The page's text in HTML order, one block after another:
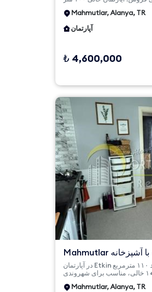
Mahmutlar, Alanya, TR
آپارتمان
₺ 4,600,000
Mahmutlar برای فروش آپارتمان ۲+۱ با آشپزخانه
در آپارتمان Etkin واقع در محله بازار سه‌شنبه، واحد ۱۱۰ مترمربع
با آشپزخانه جدا برای فروش، ۲+۱ خالی، مناسب برای شهروندی
Mahmutlar, Alanya, TR